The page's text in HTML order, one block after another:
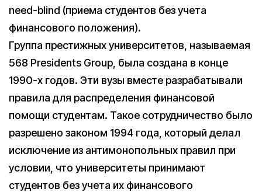
need-blind (приема студентов без учета
финансового положения).
Группа престижных университетов, называемая
568 Presidents Group, была создана в конце
1990-х годов. Эти вузы вместе разрабатывали
правила для распределения финансовой
помощи студентам. Такое сотрудничество было
разрешено законом 1994 года, который делал
исключение из антимонопольных правил при
условии, что университеты принимают
студентов без учета их финансового